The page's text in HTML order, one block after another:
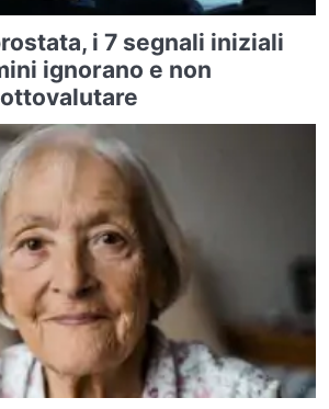
i 7 segnali iniziali
ignorano e non